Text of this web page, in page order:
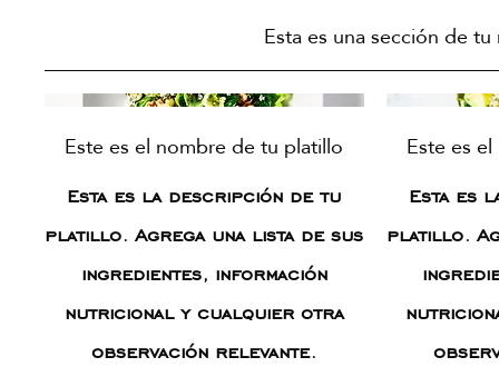
Esta es una sección de
Este es el nombre de tu platillo
Esta es la descripción de tu
platillo. Agrega una lista de sus
ingredientes, información
nutricional y cualquier otra
observación relevante.
Este es
Esta es
platillo.